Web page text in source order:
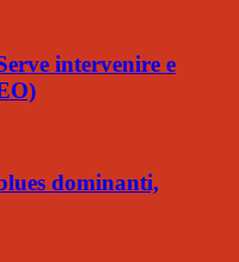
intervenire e
dominanti,